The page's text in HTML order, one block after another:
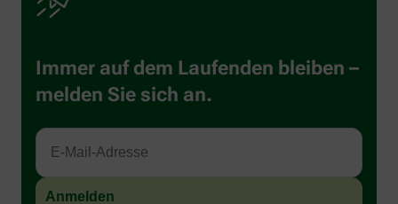
Immer auf dem Laufenden bleiben –
melden Sie sich an.